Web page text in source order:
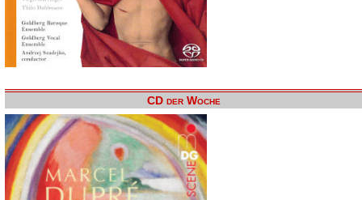
CD der Woche